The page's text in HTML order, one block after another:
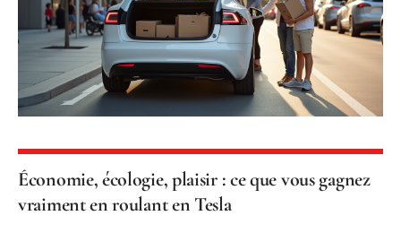
Économie, écologie, plaisir : ce que vous gagnez
vraiment en roulant en Tesla